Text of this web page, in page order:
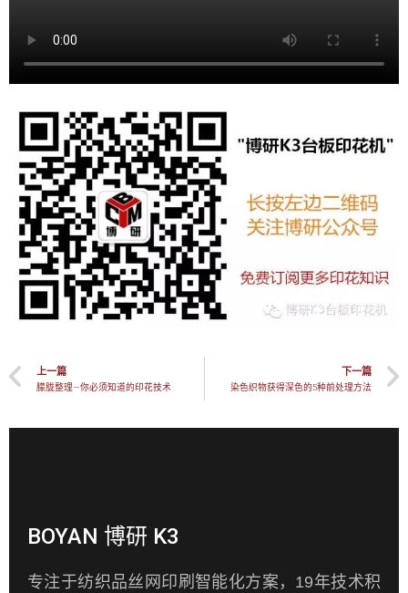
上一篇
朦胧整理—你必须知道的印花技术
下一篇
染色织物获得深色的5种前处理方法
BOYAN 博研 K3
专注于纺织品丝网印刷智能化方案，19年技术积